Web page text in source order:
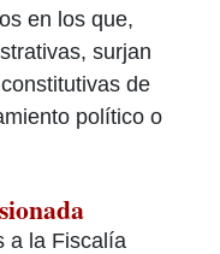
en los que,
surjan
de
político o
a la Fiscalía